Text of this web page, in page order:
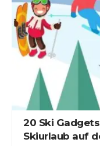
20 Ski
Skiurlaub auf